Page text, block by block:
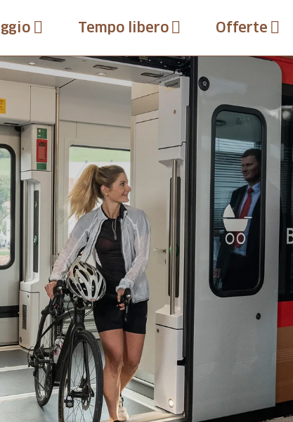
Tempo libero Offerte